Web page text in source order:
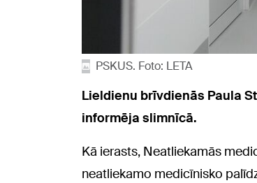
PSKUS. Foto: LETA
Lieldienu brīvdienās Paula
informēja slimnīcā.
Kā ierasts, Neatliekamās
neatliekamo medicīnisko